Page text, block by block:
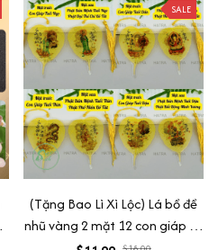
SALE
(Tặng Bao Lì Xì Lộc) Lá bồ đề
nhũ vàng 2 mặt 12 con giáp và